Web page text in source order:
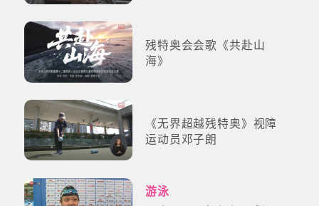
残特奥会会歌《共赴山
海》
《无界超越残特奥》视障
运动员邓子朗
游泳